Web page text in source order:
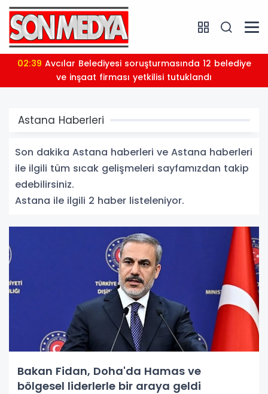
02:39
ve inşaat firması yetkilisi tutuklandı
Astana Haberleri
Son dakika Astana haberleri ve Astana haberleri
ile ilgili tüm sıcak gelişmeleri sayfamızdan takip
edebilirsiniz.
Astana ile ilgili 2 haber listeleniyor.
Bakan Fidan, Doha'da Hamas ve
bölgesel liderlerle bir araya geldi